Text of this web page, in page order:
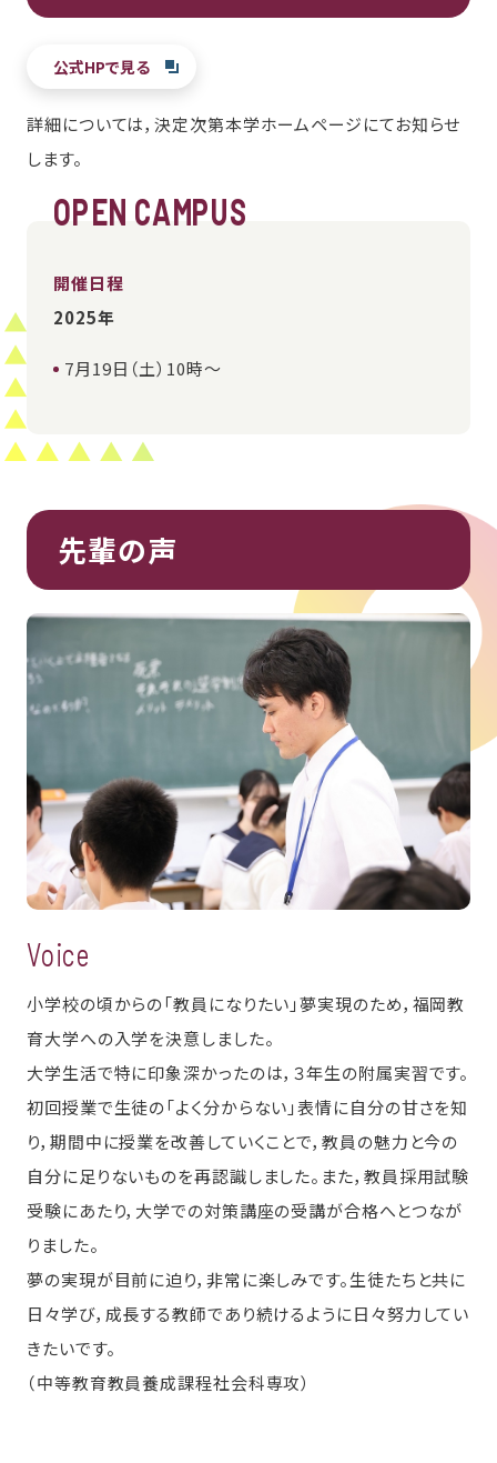
公式HPで見る
詳細については，決定次第本学ホームページにてお知らせ
します。
OPEN CAMPUS
開催日程
2025年
7月19日（土）10時～
先輩の声
Voice
小学校の頃からの「教員になりたい」夢実現のため，福岡教
育大学への入学を決意しました。
大学生活で特に印象深かったのは，３年生の附属実習です。
初回授業で生徒の「よく分からない」表情に自分の甘さを知
り，期間中に授業を改善していくことで，教員の魅力と今の
自分に足りないものを再認識しました。また，教員採用試験
受験にあたり，大学での対策講座の受講が合格へとつなが
りました。
夢の実現が目前に迫り，非常に楽しみです。生徒たちと共に
日々学び，成長する教師であり続けるように日々努力してい
きたいです。
（中等教育教員養成課程社会科専攻）